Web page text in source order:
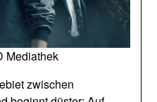
Mediathek
zwischen